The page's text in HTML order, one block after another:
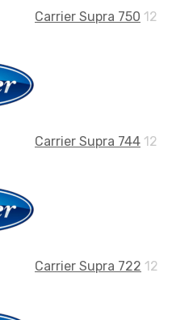
Carrier Supra 750 12
Carrier Supra 744 12
Carrier Supra 722 12